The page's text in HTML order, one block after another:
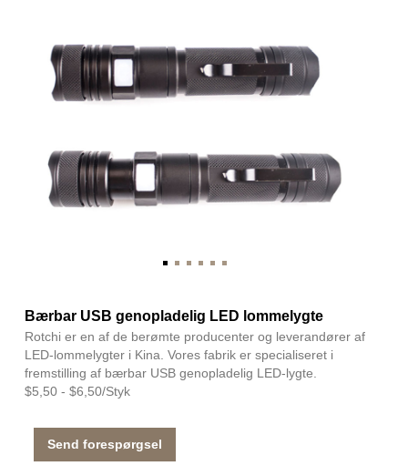
Bærbar USB genopladelig LED lommelygte
Rotchi er en af ​​de berømte producenter og leverandører af
LED-lommelygter i Kina. Vores fabrik er specialiseret i
fremstilling af bærbar USB genopladelig LED-lygte.
$5,50 - $6,50/Styk
Send forespørgsel